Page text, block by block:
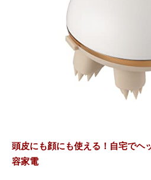
頭皮にも顔にも使える！自宅でヘ
容家電